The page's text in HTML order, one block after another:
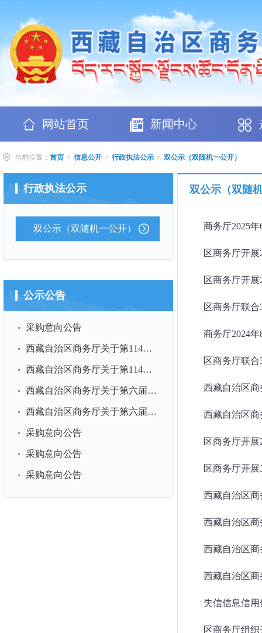
网站首页 新闻中心
当前位置： 首页 > 信息公开 > 行政执法公示 > 双公示（双随机一公开）
行政执法公示
双公示（双随机一公开）
公示公告
采购意向公告
西藏自治区商务厅关于第114届全国糖酒商品交易会展品运输项目...
西藏自治区商务厅关于第114届全国糖酒商品交易会展台搭建项目...
西藏自治区商务厅关于第六届中国国际消费品博览会展品运输项...
西藏自治区商务厅关于第六届中国国际消费品博览会展台搭建项...
采购意向公告
采购意向公告
采购意向公告
双公示（双随
商务厅2025年
区商务厅联
商务厅2024年
区商务厅联
西藏自治区商
西藏自治区商
区商务厅开
西藏自治区商
西藏自治区
西藏自治区
西藏自治区商
失信信息信